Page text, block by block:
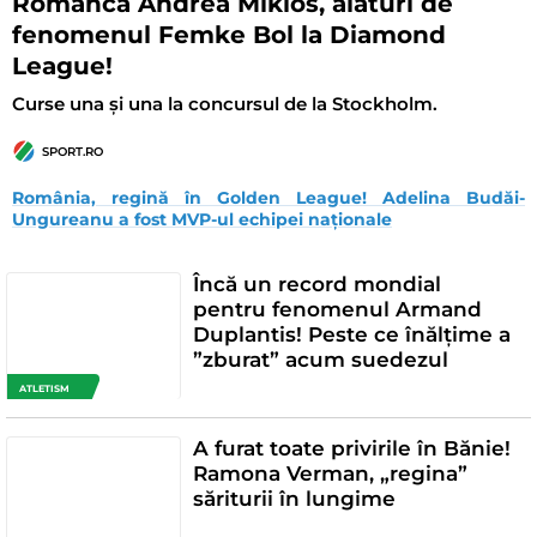
fenomenul Femke Bol la Diamond
League!
Curse una și una la concursul de la Stockholm.
SPORT.RO
România, regină în Golden League! Adelina Budăi-
Ungureanu a fost MVP-ul echipei naționale
ATLETISM
Încă un record mondial
pentru fenomenul Armand
Duplantis! Peste ce înălțime a
”zburat” acum suedezul
A furat toate privirile în Bănie!
Ramona Verman, „regina”
săriturii în lungime